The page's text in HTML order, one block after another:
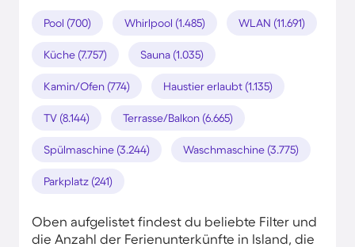
Pool (700) Whirlpool (1.485) WLAN (11.691)
Küche (7.757) Sauna (1.035)
Kamin/Ofen (774) Haustier erlaubt (1.135)
TV (8.144) Terrasse/Balkon (6.665)
Spülmaschine (3.244) Waschmaschine (3.775)
Parkplatz (241)
Oben aufgelistet findest du beliebte Filter und
die Anzahl der Ferienunterkünfte in Island, die